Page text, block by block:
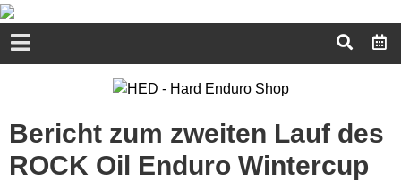
Bericht zum zweiten Lauf des
ROCK Oil Enduro Wintercup